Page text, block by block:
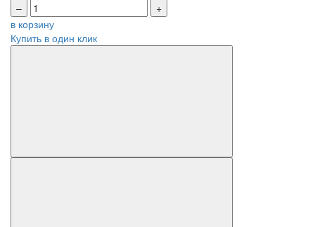
–
+
в корзину
Купить в один клик